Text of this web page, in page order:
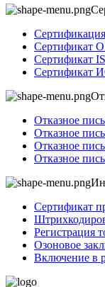
Сертификат
Сертификат
Сертификат
Отказное
Отказное
Отказное
Отказное
Сертификат
Регистрация
Озоновое
Включение в